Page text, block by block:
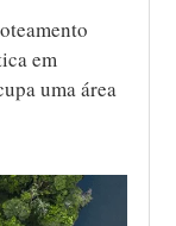
em
uma área